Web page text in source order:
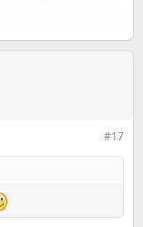
#17